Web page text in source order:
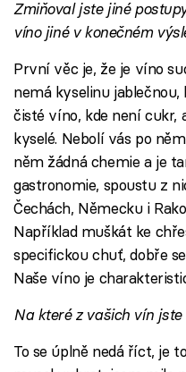
Zmiňoval jste jiné
víno jiné v konečném
První věc je, že je víno
nemá kyselinu
čisté víno, kde není cukr,
kyselé. Nebolí vás po
něm žádná chemie a je
gastronomie, spoustu z
Čechách, Německu i
Například muškát ke
specifickou chuť, dobře
Naše víno je
Na které z vašich vín
To se úplně nedá říct, je